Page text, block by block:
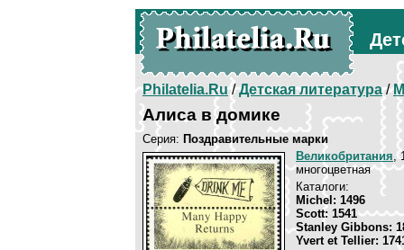
Philatelia.Ru/Детская литература/
Алиса в домике
Серия: Поздравительные марки
Великобритания,
многоцветная
Каталоги:
Michel: 1496
Scott: 1541
Stanley Gibbons:
Yvert et Tellier: